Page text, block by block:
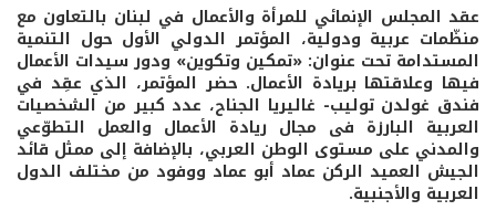
عقد المجلس الإنمائي للمرأة والأعمال في لبنان بالتعاون مع
منظّمات عربية ودولية، المؤتمر الدولي الأول حول التنمية
المستدامة تحت عنوان: «تمكين وتكوين» ودور سيدات الأعمال
فيها وعلاقتها بريادة الأعمال. حضر المؤتمر، الذي عقِد في
فندق غولدن توليب- غاليريا الجناح، عدد كبير من الشخصيات
العربية البارزة فى مجال ريادة الأعمال والعمل التطوّعي
والمدني على مستوى الوطن العربي، بالإضافة إلى ممثل قائد
الجيش العميد الركن عماد أبو عماد ووفود من مختلف الدول
العربية والأجنبية.